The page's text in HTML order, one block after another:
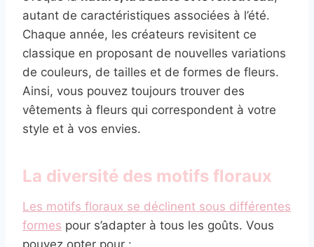
autant de caractéristiques associées à l’été.
Chaque année, les créateurs revisitent ce
classique en proposant de nouvelles variations
de couleurs, de tailles et de formes de fleurs.
Ainsi, vous pouvez toujours trouver des
vêtements à fleurs qui correspondent à votre
style et à vos envies.
La diversité des motifs floraux
Les motifs floraux se déclinent sous différentes
formes pour s’adapter à tous les goûts. Vous
pouvez opter pour :